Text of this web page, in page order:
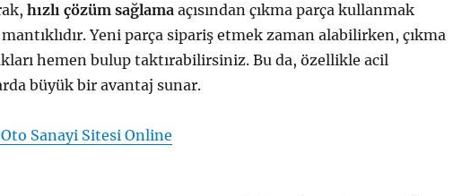
hızlı çözüm sağlamaaçısından çıkma parça kullanmak
Yeni parça sipariş etmek zaman alabilirken, çıkma
hemen bulup taktırabilirsiniz. Bu da, özellikle acil
büyük bir avantaj sunar.
Sanayi Sitesi Online